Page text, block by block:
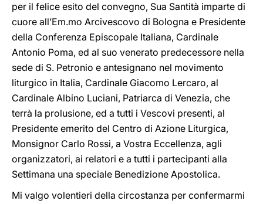
per il felice esito del convegno, Sua Santità imparte di
cuore all’Em.mo Arcivescovo di Bologna e Presidente
della Conferenza Episcopale Italiana, Cardinale
Antonio Poma, ed al suo venerato predecessore nella
sede di S. Petronio e antesignano nel movimento
liturgico in Italia, Cardinale Giacomo Lercaro, al
Cardinale Albino Luciani, Patriarca di Venezia, che
terrà la prolusione, ed a tutti i Vescovi presenti, al
Presidente emerito del Centro di Azione Liturgica,
Monsignor Carlo Rossi, a Vostra Eccellenza, agli
organizzatori, ai relatori e a tutti i partecipanti alla
Settimana una speciale Benedizione Apostolica.
Mi valgo volentieri della circostanza per confermarmi